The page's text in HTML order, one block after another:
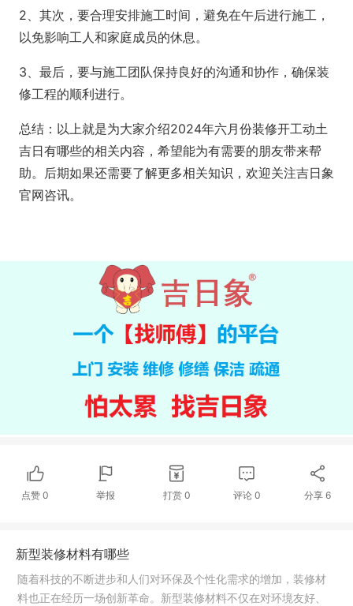
2、其次，要合理安排施工时间，避免在午后进行施工，
以免影响工人和家庭成员的休息。
3、最后，要与施工团队保持良好的沟通和协作，确保装
修工程的顺利进行。
总结：以上就是为大家介绍2024年六月份装修开工动土
吉日有哪些的相关内容，希望能为有需要的朋友带来帮
助。后期如果还需要了解更多相关知识，欢迎关注吉日象
官网咨讯。
点赞0 举报 打赏 0 评论0 分享6
新型装修材料有哪些
随着科技的不断进步和人们对环保及个性化需求的增加，装修材
料也正在经历一场创新革命。新型装修材料不仅在对环境友好、